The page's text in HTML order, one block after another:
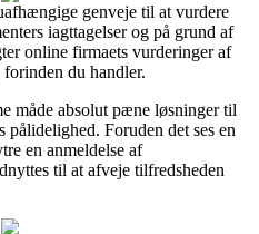
genveje til at vurdere
iagttagelser og på grund af
online firmaets vurderinger af
du handler.
måde absolut pæne løsninger til
Foruden det ses en
en anmeldelse af
til at afveje tilfredsheden